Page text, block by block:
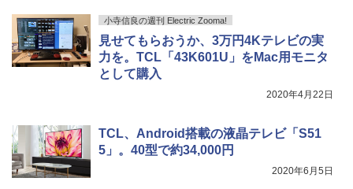
小寺信良の週刊 Electric Zooma!
見せてもらおうか、3万円4Kテレビの実
力を。TCL「43K601U」をMac用モニタ
として購入
2020年4月22日
TCL、Android搭載の液晶テレビ「S51
5」。40型で約34,000円
2020年6月5日